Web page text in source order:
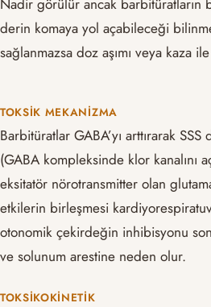
Nadir görülür ancak barbitüratların
derin komaya yol açabileceği
sağlanmazsa doz aşımı veya kaza
TOKSIK MEKANIZMA
Barbitüratlar GABA’yı arttırarak
(GABA kompleksinde klor kanalını
eksitatör nörotransmitter olan
etkilerin birleşmesi
otonomik çekirdeğin inhibisyonu
ve solunum arestine neden olur.
TOKSIKOKINETIK